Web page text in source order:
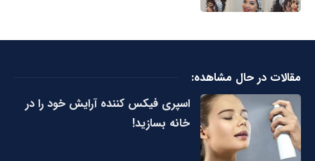
مقالات در حال مشاهده:
اسپری فیکس کننده آرایش خود را در
خانه بسازید!